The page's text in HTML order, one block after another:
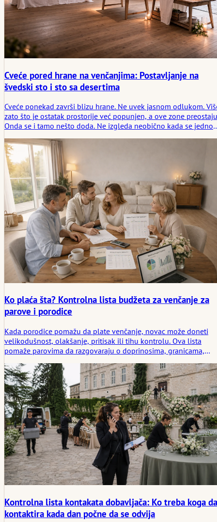
Cveće pored hrane na venčanjima: Postavljanje na
švedski sto i sto sa desertima
Cveće ponekad završi blizu hrane. Ne uvek jasnom odlukom.
zato što je ostatak prostorije već popunjen, a ove zone
Onda se i tamo nešto doda. Ne izgleda neobično kada se
Ko plaća šta? Kontrolna lista budžeta za venčanje za
parove i porodice
Kada porodice pomažu da plate venčanje, novac može doneti
velikodušnost, olakšanje, pritisak ili tihu kontrolu. Ova lista
pomaže parovima da razgovaraju o doprinosima, granicama,
počne da oblikuje dan na prećutne načine.
Kontrolna lista kontakata dobavljača: Ko treba koga da
kontaktira kada dan počne da se odvija